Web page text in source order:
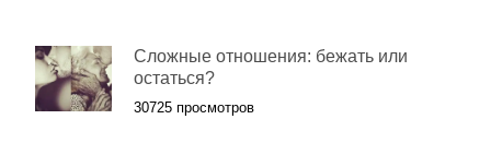
Сложные отношения: бежать или
остаться?
30725 просмотров